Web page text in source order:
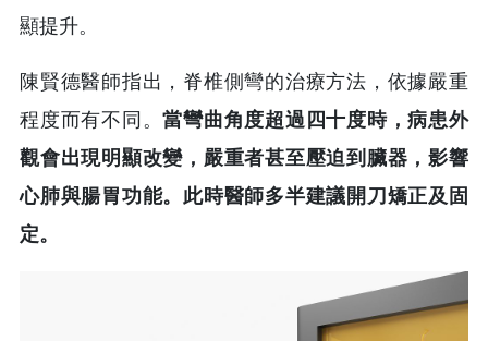
顯提升。
陳賢德醫師指出，脊椎側彎的治療方法，依據嚴重
程度而有不同。當彎曲角度超過四十度時，病患外
觀會出現明顯改變，嚴重者甚至壓迫到臟器，影響
心肺與腸胃功能。此時醫師多半建議開刀矯正及固
定。